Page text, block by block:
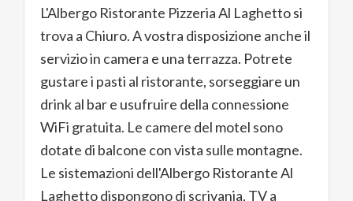
L'Albergo Ristorante Pizzeria Al Laghetto si
trova a Chiuro. A vostra disposizione anche il
servizio in camera e una terrazza. Potrete
gustare i pasti al ristorante, sorseggiare un
drink al bar e usufruire della connessione
WiFi gratuita. Le camere del motel sono
dotate di balcone con vista sulle montagne.
Le sistemazioni dell'Albergo Ristorante Al
Laghetto dispongono di scrivania, TV a